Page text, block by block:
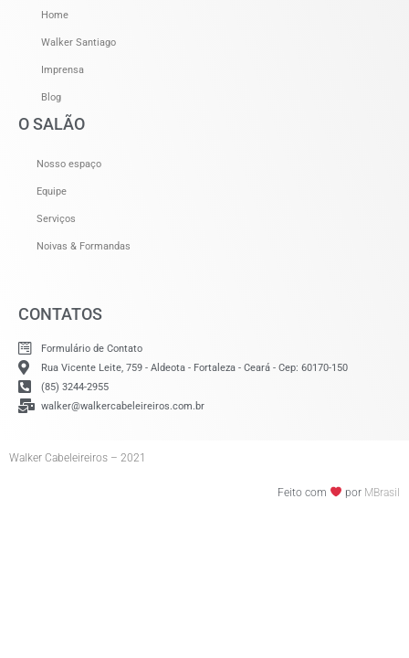
Home
Walker Santiago
Imprensa
Blog
O SALÃO
Nosso espaço
Equipe
Serviços
Noivas & Formandas
CONTATOS
Formulário de Contato
Rua Vicente Leite, 759 - Aldeota - Fortaleza - Ceará - Cep: 60170-150
(85) 3244-2955
walker@walkercabeleireiros.com.br
Walker Cabeleireiros – 2021
Feito com por MBrasil